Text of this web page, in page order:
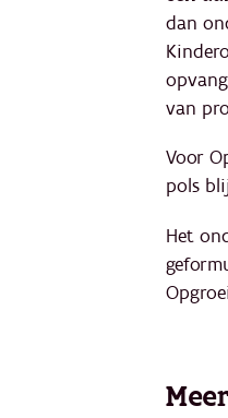
dan
van
Voor
pols
Het